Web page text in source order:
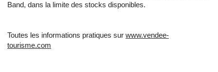
Band, dans la limite des stocks disponibles.
Toutes les informations pratiques sur www.vendee-
tourisme.com